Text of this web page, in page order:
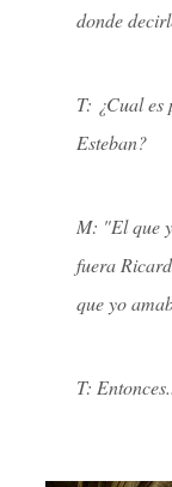
donde
T: ¿Cual es
Esteban?
M: "El que
fuera
que yo
T: